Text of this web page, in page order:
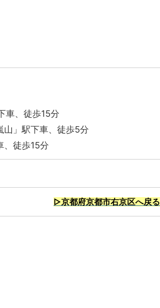
車、徒歩15分
山」駅下車、徒歩5分
、徒歩15分
▷京都府京都市右京区へ戻る